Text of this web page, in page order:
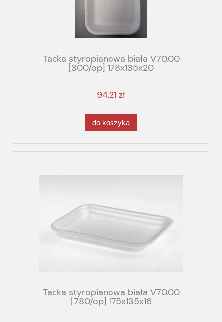
Tacka styropianowa biała V70.00
[300/op] 178x135x20
94,21 zł
do koszyka
Tacka styropianowa biała V70.00
[780/op] 175x135x16